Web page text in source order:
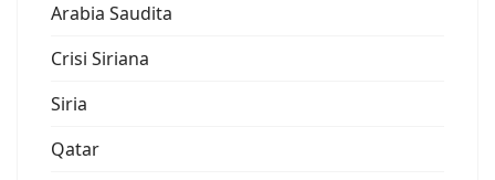
Arabia Saudita
Crisi Siriana
Siria
Qatar